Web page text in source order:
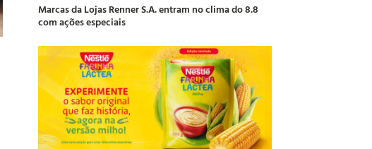
Marcas da Lojas Renner S.A. entram no clima do 8.8
com ações especiais